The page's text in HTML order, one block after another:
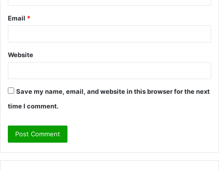
Email *
Website
Save my name, email, and website in this browser for the next
time I comment.